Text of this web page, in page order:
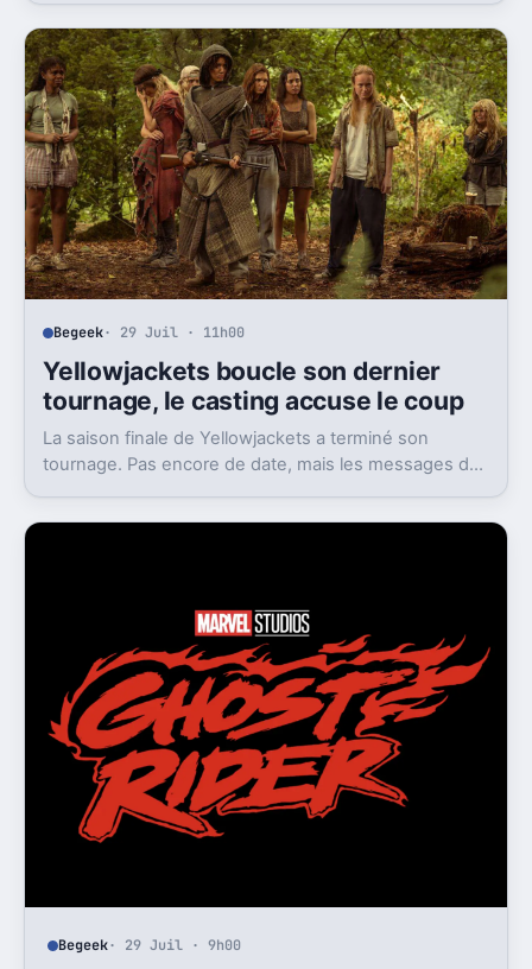
Begeek· 29 Juil · 11h00
Yellowjackets boucle son dernier
tournage, le casting accuse le coup
La saison finale de Yellowjackets a terminé son
tournage. Pas encore de date, mais les messages du
Begeek· 29 Juil · 9h00